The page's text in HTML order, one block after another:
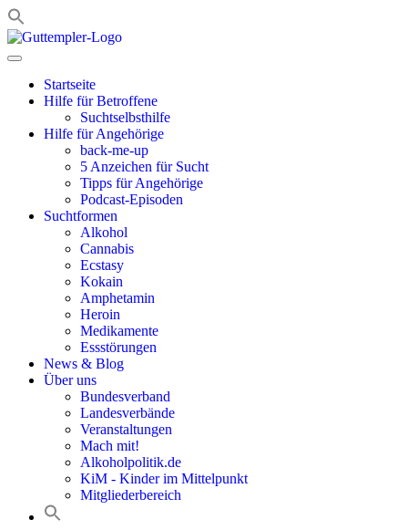
Zum
Inhalt
Startseite
Hilfe für Betroffene
Suchtselbsthilfe
Hilfe für Angehörige
back-me-up
5 Anzeichen für Sucht
Tipps für Angehörige
Podcast-Episoden
Suchtformen
Alkohol
Cannabis
Ecstasy
Kokain
Amphetamin
Heroin
Medikamente
Essstörungen
News & Blog
Über uns
Bundesverband
Landesverbände
Veranstaltungen
Mach mit!
Alkoholpolitik.de
KiM - Kinder im Mittelpunkt
Mitgliederbereich